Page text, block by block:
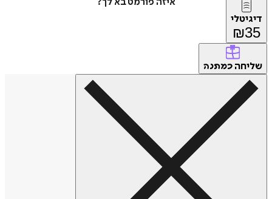
דיגיטלי
₪35
שליחה כמתנה